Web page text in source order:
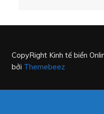
CopyRight Kinh tế biển
bởi Themebeez